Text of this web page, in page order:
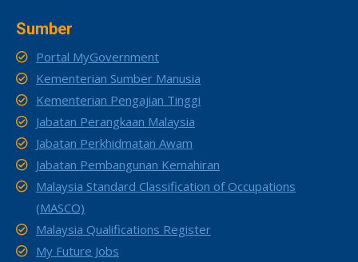
Sumber
Portal MyGovernment
Kementerian Sumber Manusia
Kementerian Pengajian Tinggi
Jabatan Perangkaan Malaysia
Jabatan Perkhidmatan Awam
Jabatan Pembangunan Kemahiran
Malaysia Standard Classification of Occupations
(MASCO)
Malaysia Qualifications Register
My Future Jobs